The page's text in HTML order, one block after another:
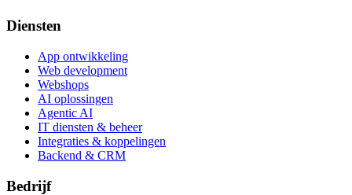
Diensten
App ontwikkeling
Web development
Webshops
AI oplossingen
Agentic AI
IT diensten & beheer
Integraties & koppelingen
Backend & CRM
Bedrijf